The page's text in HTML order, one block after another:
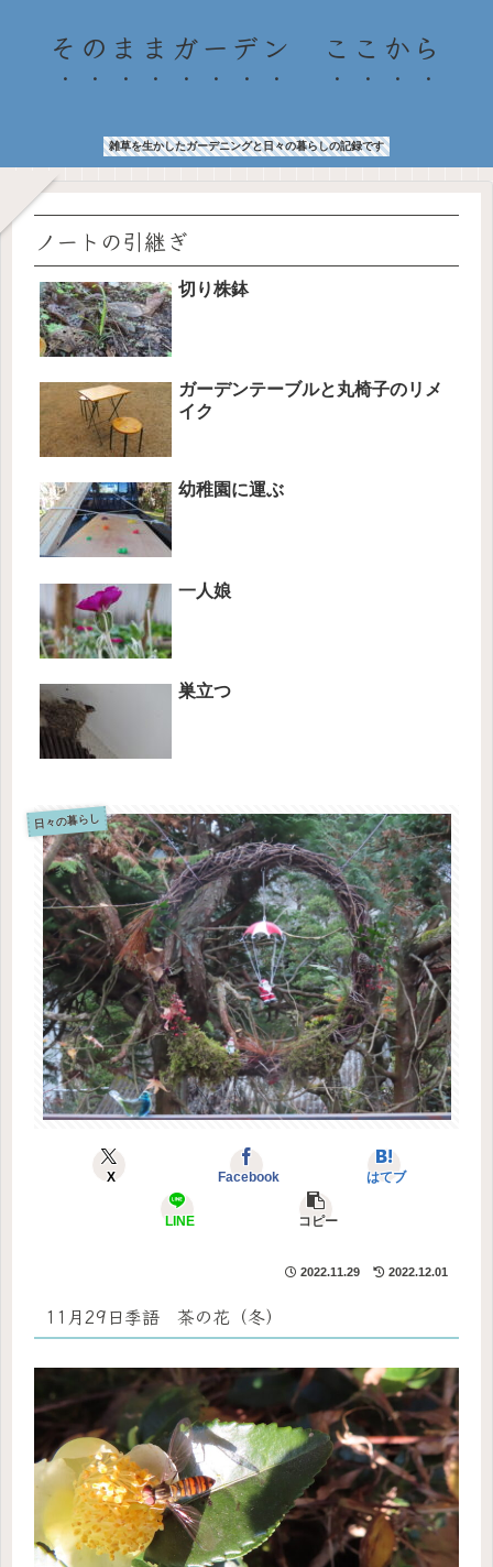
そのままガーデン ここから
雑草を生かしたガーデニングと日々の暮らしの記録です
ノートの引継ぎ
切り株鉢
ガーデンテーブルと丸椅子のリメ
イク
幼稚園に運ぶ
一人娘
巣立つ
日々の暮らし
X Facebook はてブ
LINE コピー
2022.11.29 2022.12.01
11月29日季語 茶の花（冬）